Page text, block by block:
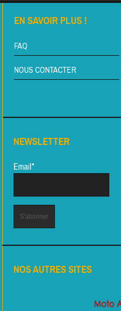
EN SAVOIR PLUS !
FAQ
NOUS CONTACTER
NEWSLETTER
Email*
NOS AUTRES SITES